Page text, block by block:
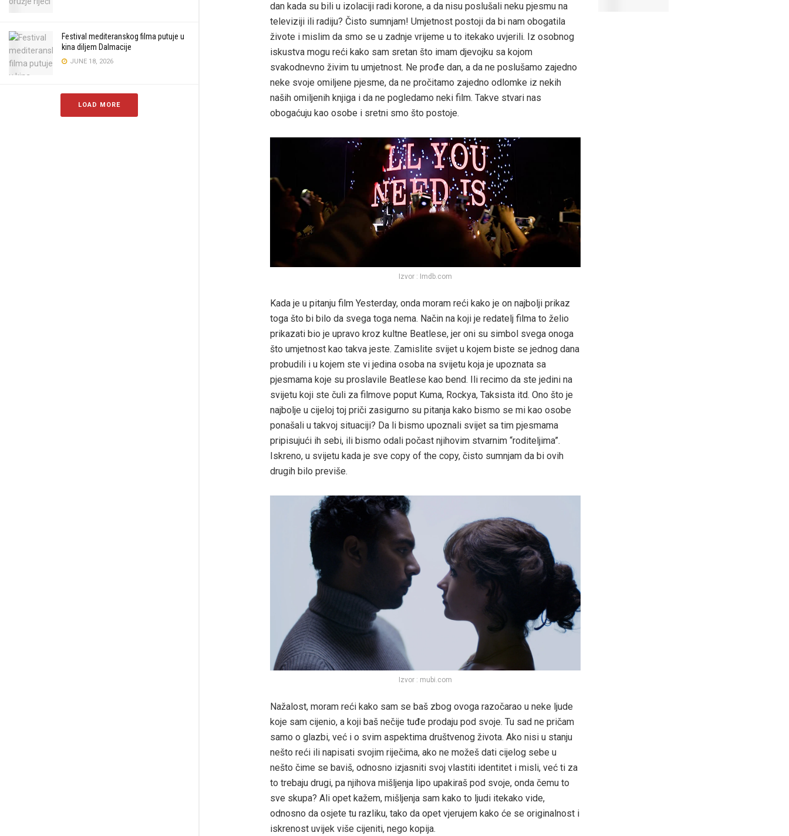
Festival mediteranskog filma putuje u
kina diljem Dalmacije
JUNE 18, 2026
LOAD MORE
dan kada su bili u izolaciji radi korone, a da nisu poslušali neku pjesmu na
televiziji ili radiju? Čisto sumnjam! Umjetnost postoji da bi nam obogatila
živote i mislim da smo se u zadnje vrijeme u to itekako uvjerili. Iz osobnog
iskustva mogu reći kako sam sretan što imam djevojku sa kojom
svakodnevno živim tu umjetnost. Ne prođe dan, a da ne poslušamo zajedno
neke svoje omiljene pjesme, da ne pročitamo zajedno odlomke iz nekih
naših omiljenih knjiga i da ne pogledamo neki film. Takve stvari nas
obogaćuju kao osobe i sretni smo što postoje.
Izvor : Imdb.com
Kada je u pitanju film Yesterday, onda moram reći kako je on najbolji prikaz
toga što bi bilo da svega toga nema. Način na koji je redatelj filma to želio
prikazati bio je upravo kroz kultne Beatlese, jer oni su simbol svega onoga
što umjetnost kao takva jeste. Zamislite svijet u kojem biste se jednog dana
probudili i u kojem ste vi jedina osoba na svijetu koja je upoznata sa
pjesmama koje su proslavile Beatlese kao bend. Ili recimo da ste jedini na
svijetu koji ste čuli za filmove poput Kuma, Rockya, Taksista itd. Ono što je
najbolje u cijeloj toj priči zasigurno su pitanja kako bismo se mi kao osobe
ponašali u takvoj situaciji? Da li bismo upoznali svijet sa tim pjesmama
pripisujući ih sebi, ili bismo odali počast njihovim stvarnim “roditeljima”.
Iskreno, u svijetu kada je sve copy of the copy, čisto sumnjam da bi ovih
drugih bilo previše.
Izvor : mubi.com
Nažalost, moram reći kako sam se baš zbog ovoga razočarao u neke ljude
koje sam cijenio, a koji baš nečije tuđe prodaju pod svoje. Tu sad ne pričam
samo o glazbi, već i o svim aspektima društvenog života. Ako nisi u stanju
nešto reći ili napisati svojim riječima, ako ne možeš dati cijelog sebe u
nešto čime se baviš, odnosno izjasniti svoj vlastiti identitet i misli, već ti za
to trebaju drugi, pa njihova mišljenja lipo upakiraš pod svoje, onda čemu to
sve skupa? Ali opet kažem, mišljenja sam kako to ljudi itekako vide,
odnosno da osjete tu razliku, tako da opet vjerujem kako će se originalnost i
iskrenost uvijek više cijeniti, nego kopija.